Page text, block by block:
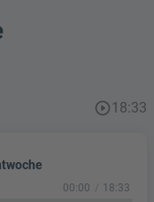
play_circle_outline18:33
00:00 18:33